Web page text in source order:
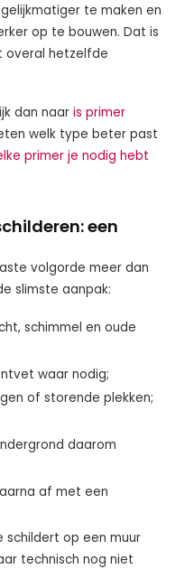
te maken en
op te bouwen. Dat is
overal hetzelfde
dan naar is primer
welk type beter past
primer je nodig hebt
een
volgorde meer dan
slimste aanpak:
schimmel en oude
waar nodig;
of storende plekken;
daarom
af met een
op een muur
technisch nog niet